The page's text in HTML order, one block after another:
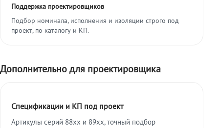
Поддержка проектировщиков
Подбор номинала, исполнения и изоляции строго под
проект, по каталогу и КП.
Дополнительно для проектировщика
Спецификации и КП под проект
Артикулы серий 88xx и 89xx, точный подбор